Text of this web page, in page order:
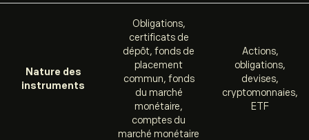
Nature des
instruments
Obligations,
certificats de
dépôt, fonds de
placement
commun, fonds
du marché
monétaire,
comptes du
marché monétaire
Actions,
obligations,
devises,
cryptomonnaies,
ETF